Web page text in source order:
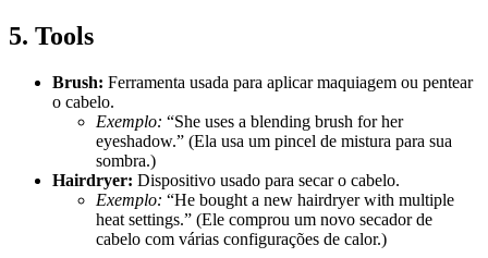
5. Tools
Brush: Ferramenta usada para aplicar maquiagem ou pentear
o cabelo.
Exemplo: “She uses a blending brush for her
eyeshadow.” (Ela usa um pincel de mistura para sua
sombra.)
Hairdryer: Dispositivo usado para secar o cabelo.
Exemplo: “He bought a new hairdryer with multiple
heat settings.” (Ele comprou um novo secador de
cabelo com várias configurações de calor.)